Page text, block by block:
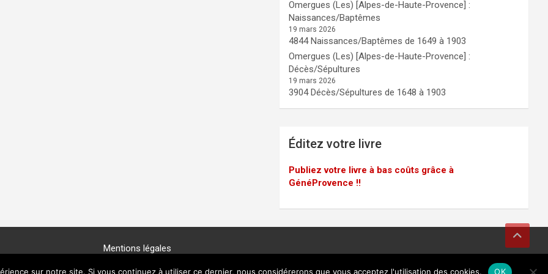
Omergues (Les) [Alpes-de-Haute-Provence] :
Naissances/Baptêmes
19 mars 2026
4844 Naissances/Baptêmes de 1649 à 1903
Omergues (Les) [Alpes-de-Haute-Provence] :
Décès/Sépultures
19 mars 2026
3904 Décès/Sépultures de 1648 à 1903
Éditez votre livre
Publiez votre livre à bas coûts grâce à
GénéProvence !!
Mentions légales
Copyright © 2025 -GénéProvence
sur notre site. Si vous continuez à utiliser ce dernier, nous considérerons que vous acceptez l'utilisation des cookies. OK